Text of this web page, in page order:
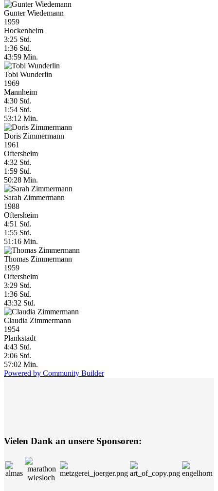
Gunter Wiedemann
1959
Hockenheim
3:25 Std.
1:36 Std.
43:59 Min.
Tobi Wunderlin
1969
Mannheim
4:30 Std.
1:54 Std.
53:12 Min.
Doris Zimmermann
1961
Oftersheim
4:32 Std.
1:59 Std.
50:28 Min.
Sarah Zimmermann
1988
Oftersheim
4:51 Std.
1:55 Std.
51:16 Min.
Thomas Zimmermann
1959
Oftersheim
3:29 Std.
1:36 Std.
43:32 Std.
Claudia Zimmermann
1954
Plankstadt
4:43 Std.
2:06 Std.
57:02 Min.
Powered by Community Builder
Vielen Dank an unsere Sponsoren: